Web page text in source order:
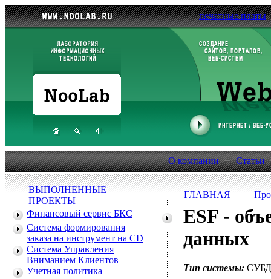
печатные платы
О компании Статьи
ВЫПОЛНЕННЫЕ
ПРОЕКТЫ
Финансовый сервис БКС
Система формирования
заказа на инструмент на CD
Система Управления
Вниманием Клиентов
Учетная политика
ГЛАВНАЯ
ESF -
данных
Тип системы: СУБД,